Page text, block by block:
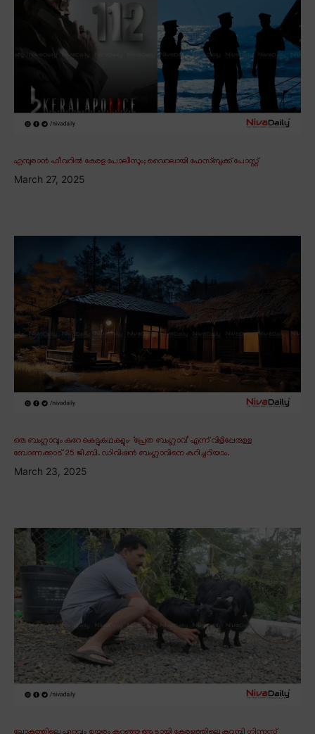
എമ്പുരാൻ ഫീവറിൽ കേരള പോലീസും; വൈറലായി ഫേസ്ബുക്ക് പോസ്റ്റ്
March 27, 2025
ഒരു ബംഗ്ലാവും കുറേ കെട്ടുകഥകളും∙ ‘പ്രേത ബംഗ്ലാവ്’ എന്ന് വിളിപ്പേരുള്ള
ബോണക്കാട് 25 ജി.ബി. ഡിവിഷൻ ബംഗ്ലാവിനെ കുറിച്ചറിയാം.
March 23, 2025